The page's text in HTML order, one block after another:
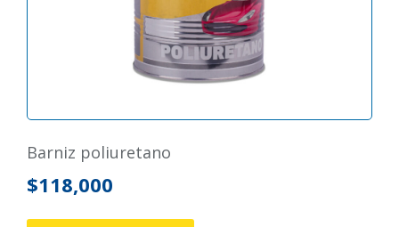
barniz poliuretano
$118,000